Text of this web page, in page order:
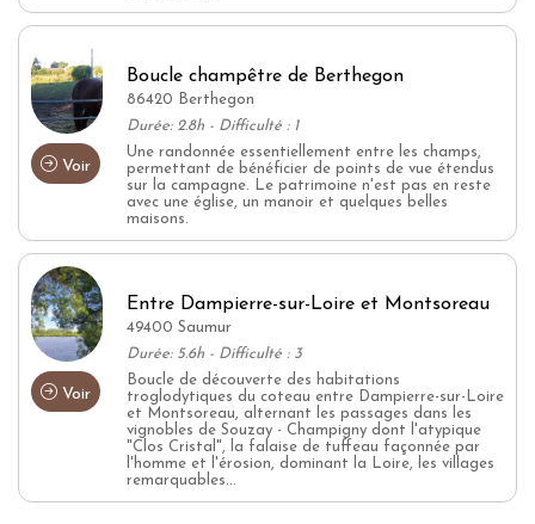
Voir
Boucle champêtre de Berthegon
86420 Berthegon
Durée: 2.8h - Difficulté : 1
Une randonnée essentiellement entre les champs,
permettant de bénéficier de points de vue étendus
sur la campagne. Le patrimoine n'est pas en reste
avec une église, un manoir et quelques belles
maisons.
Voir
Entre Dampierre-sur-Loire et Montsoreau
49400 Saumur
Durée: 5.6h - Difficulté : 3
Boucle de découverte des habitations
troglodytiques du coteau entre Dampierre-sur-Loire
et Montsoreau, alternant les passages dans les
vignobles de Souzay - Champigny dont l'atypique
"Clos Cristal", la falaise de tuffeau façonnée par
l'homme et l'érosion, dominant la Loire, les villages
remarquables...